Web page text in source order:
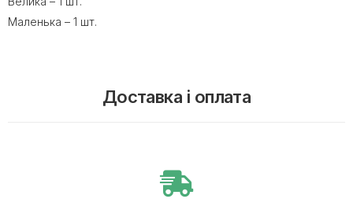
Маленька – 1 шт.
Доставка і оплата